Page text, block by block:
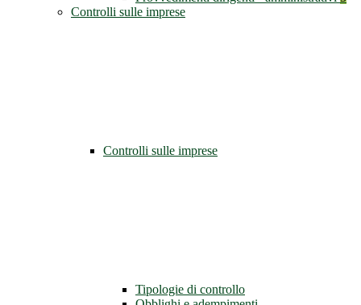
Controlli sulle imprese
Controlli sulle imprese
Tipologie di controllo